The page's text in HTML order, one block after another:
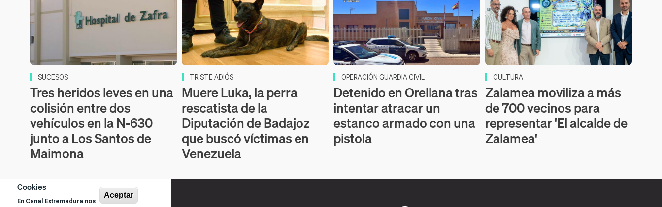
Cookies
En Canal Extremadura nos
Aceptar
SUCESOS
Tres heridos leves en una
colisión entre dos
vehículos en la N-630
junto a Los Santos de
Maimona
TRISTE ADIÓS
Muere Luka, la perra
rescatista de la
Diputación de Badajoz
que buscó víctimas en
Venezuela
OPERACIÓN GUARDIA CIVIL
Detenido en Orellana tras
intentar atracar un
estanco armado con una
pistola
CULTURA
Zalamea moviliza a más
de 700 vecinos para
representar 'El alcalde de
Zalamea'